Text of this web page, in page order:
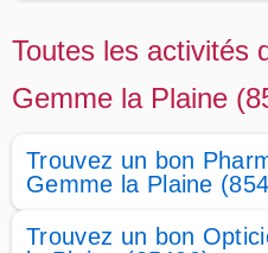
Toutes les activités
Gemme la Plaine
Trouvez un bon
Gemme la Plaine
Trouvez un bon